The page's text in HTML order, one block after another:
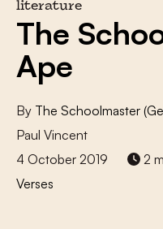
literature
The
Ape
By The Schoolmaster
Paul Vincent
4 October 2019
2
Verses